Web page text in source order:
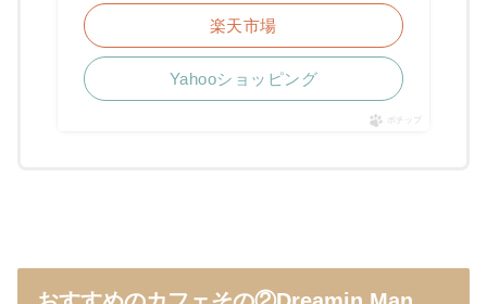
楽天市場
Yahooショッピング
ポチップ